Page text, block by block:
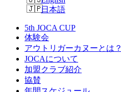
日本語
5th JOCA CUP
体験会
アウトリガーカヌーとは？
JOCAについて
加盟クラブ紹介
協賛